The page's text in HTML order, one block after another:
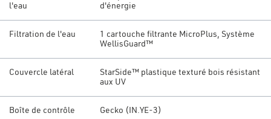
l'eau
d'énergie
Filtration de l'eau
1 cartouche filtrante MicroPlus, Système
WellisGuard™
Couvercle latéral
StarSide™ plastique texturé bois résistant
aux UV
Boîte de contrôle Gecko (IN.YE-3)